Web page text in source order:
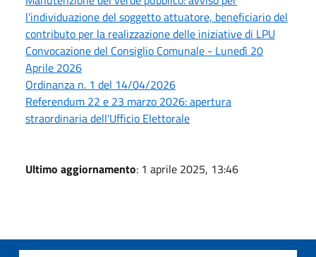
l'individuazione del soggetto attuatore, beneficiario del
contributo per la realizzazione delle iniziative di LPU
Convocazione del Consiglio Comunale - Lunedì 20
Aprile 2026
Ordinanza n. 1 del 14/04/2026
Referendum 22 e 23 marzo 2026: apertura
straordinaria dell'Ufficio Elettorale
Ultimo aggiornamento: 1 aprile 2025, 13:46